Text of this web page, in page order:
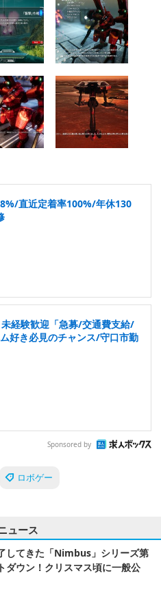
直近定着率100%/年休130
経験歓迎「急募/交通費支給/
好き必見のチャンス/守口市勤
Sponsored by
ロボゲー
ュース
してきた「Nimbus」シリーズ第
ダウン！クリスマス頃に一般公